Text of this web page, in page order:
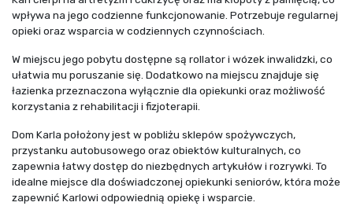
wpływa na jego codzienne funkcjonowanie. Potrzebuje regularnej
opieki oraz wsparcia w codziennych czynnościach.
W miejscu jego pobytu dostępne są rollator i wózek inwalidzki, co
ułatwia mu poruszanie się. Dodatkowo na miejscu znajduje się
łazienka przeznaczona wyłącznie dla opiekunki oraz możliwość
korzystania z rehabilitacji i fizjoterapii.
Dom Karla położony jest w pobliżu sklepów spożywczych,
przystanku autobusowego oraz obiektów kulturalnych, co
zapewnia łatwy dostęp do niezbędnych artykułów i rozrywki. To
idealne miejsce dla doświadczonej opiekunki seniorów, która może
zapewnić Karlowi odpowiednią opiekę i wsparcie.